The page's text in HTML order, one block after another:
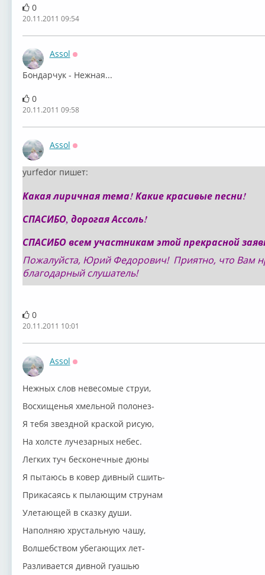
0
20.11.2011 09:54
Assol
Бондарчук - Нежная...
0
20.11.2011 09:58
Assol
yurfedor пишет:
Какая лиричная тема! Какие красивые песни!
СПАСИБО, дорогая Ассоль!
СПАСИБО всем участникам этой прекрасной
Пожалуйста, Юрий Федорович! Приятно, что Вам
благодарный слушатель!
0
20.11.2011 10:01
Assol
Нежных слов невесомые струи,
Восхищенья хмельной полонез-
Я тебя звездной краской рисую,
На холсте лучезарных небес.
Легких туч бесконечные дюны
Я пытаюсь в ковер дивный сшить-
Прикасаясь к пылающим струнам
Улетающей в сказку души.
Наполняю хрустальную чашу,
Волшебством убегающих лет-
Разливается дивной гуашью